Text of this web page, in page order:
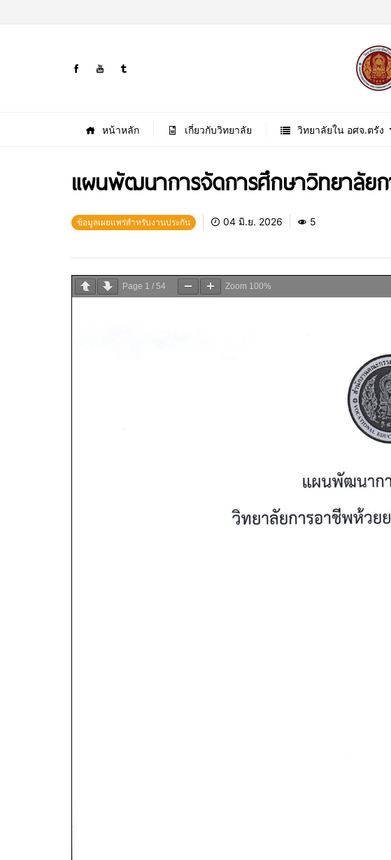
หน้าหลัก เกี่ยวกับวิทยาลัย วิทยาลัยใน อศจ.ตรัง
แผนพัฒนาการจัดการศึกษาวิทยาลัย
ข้อมูลเผยแพร่สำหรับงานประกัน 04 มิ.ย. 2026 5
Page 1 / 54 Zoom 100%